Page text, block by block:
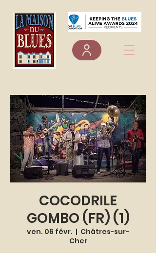
COCODRILE
GOMBO (FR) (1)
ven. 06 févr.
  |
Châtres-sur-
Cher